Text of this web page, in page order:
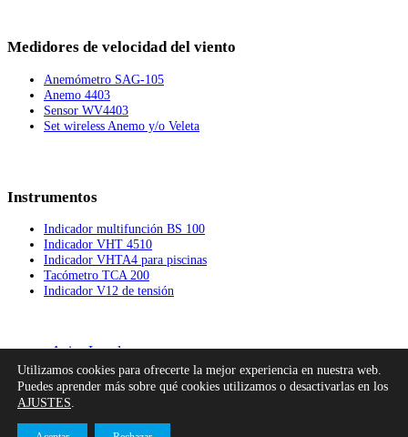
Medidores de velocidad del viento
Anemómetro SAG-105
Anemo 4403
Sensor WV4403
Set wireless Anemo y/o Veleta
Instrumentos
Indicador multifunción BS 100
Indicador VHT 4510
Indicador VHTA4 para piscinas
Tacómetro TCA 200
Indicador V12 de tensión
Aviso Legal
Política de Privacidad
Política de Cookies
Utilizamos cookies para ofrecerte la mejor experiencia en nuestra web.
Puedes aprender más sobre qué cookies utilizamos o desactivarlas en los
AJUSTES.